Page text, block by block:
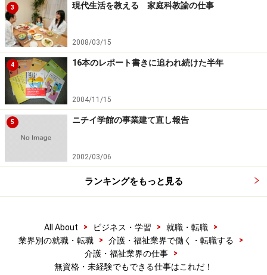
3 現代生活を教える 家庭科教諭の仕事
2008/03/15
4 16本のレポート書きに追われ続けた半年
2004/11/15
5 ニチイ学館の事業建て直し報告
2002/03/06
ランキングをもっと見る
All About > ビジネス・学習 > 就職・転職
>
業界別の就職・転職
> 介護・福祉業界で働く・転職する
>
介護・福祉業界の仕事
>
無資格・未経験でもできる仕事はこれだ！